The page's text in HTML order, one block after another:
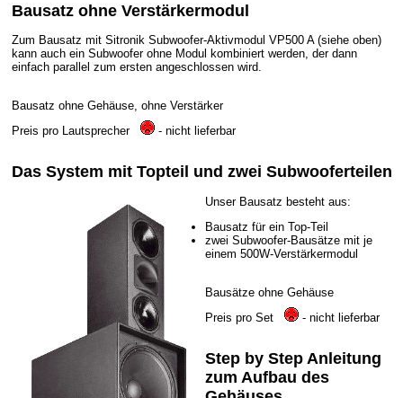
Bausatz ohne Verstärkermodul
Zum Bausatz mit Sitronik Subwoofer-Aktivmodul VP500 A (siehe oben)
kann auch ein Subwoofer ohne Modul kombiniert werden, der dann
einfach parallel zum ersten angeschlossen wird.
Bausatz ohne Gehäuse, ohne Verstärker
Preis pro Lautsprecher
- nicht lieferbar
Das System mit Topteil und zwei Subwooferteilen
Unser Bausatz besteht aus:
Bausatz für ein Top-Teil
zwei Subwoofer-Bausätze mit je
einem 500W-Verstärkermodul
Bausätze ohne Gehäuse
Preis pro Set
- nicht lieferbar
Step by Step Anleitung
zum Aufbau des